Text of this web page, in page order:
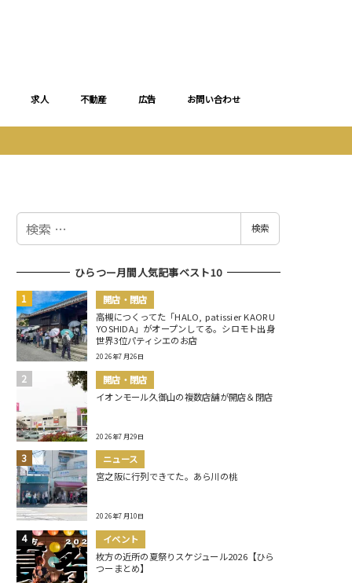
求人 不動産 広告 お問い合わせ
検
検索
ひらつー月間人気記事ベスト10
開店・閉店
高槻につくってた「HALO, patissier KAORU
YOSHIDA」がオープンしてる。シロモト出身
世界3位パティシエのお店
2026年7月26日
開店・閉店
イオンモール久御山の複数店舗が開店＆閉店
2026年7月29日
ニュース
宮之阪に行列できてた。あら川の桃
2026年7月10日
イベント
枚方の近所の夏祭りスケジュール2026【ひら
つーまとめ】